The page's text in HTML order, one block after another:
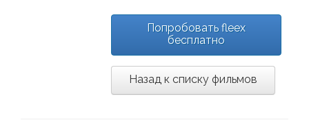
Попробовать fleex
бесплатно
Назад к списку фильмов